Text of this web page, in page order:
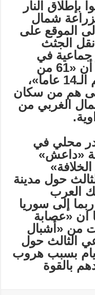
بإطلاق النار
شمال
الموقع على
نقل الجثث
جماعية في
الموقع ذاته»، مشيرا إلى أن «61 من
القتلى لم تتجاوز أعمارهم الـ14 عاما»،
هم من سكان
الغربي من
محلي في
«داعش»
حول مدينة
العرب
إلى سوريا
ان «عصابة
من «أشبال
الثالث حول
بسبب هروب
بالقوة